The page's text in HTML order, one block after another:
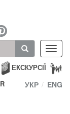
ЕКСКУРСІЇ
УКР ENG